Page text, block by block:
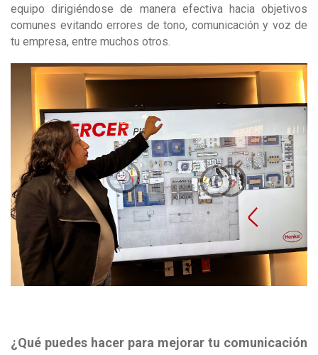
equipo dirigiéndose de manera efectiva hacia objetivos
comunes evitando errores de tono, comunicación y voz de
tu empresa, entre muchos otros.
¿Qué puedes hacer para mejorar tu comunicación